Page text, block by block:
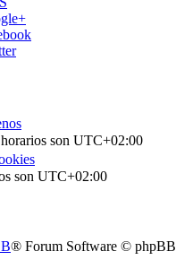
son UTC+02:00
son UTC+02:00
® Forum Software ©